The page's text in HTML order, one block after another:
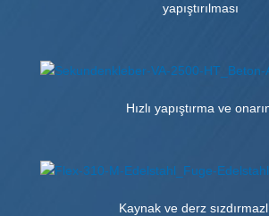
yapıştırılması
Hızlı yapıştırma ve
Kaynak ve derz